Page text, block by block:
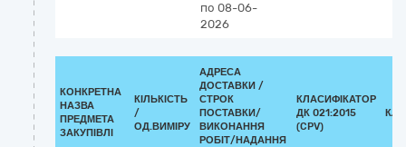
по 08-06-
2026
КОНКРЕТНА
НАЗВА
ПРЕДМЕТА
ЗАКУПІВЛІ
КІЛЬКІСТЬ
/
ОД.ВИМІРУ
АДРЕСА
ДОСТАВКИ /
СТРОК
ПОСТАВКИ/
ВИКОНАННЯ
РОБІТ/НАДАННЯ
КЛАСИФІКАТОР
ДК 021:2015
(CPV)